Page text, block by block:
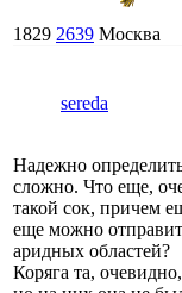
1829 2639 Москва
sereda
Надежно
сложно. Что еще,
такой сок, причем
еще можно
аридных областей?
Коряга та,